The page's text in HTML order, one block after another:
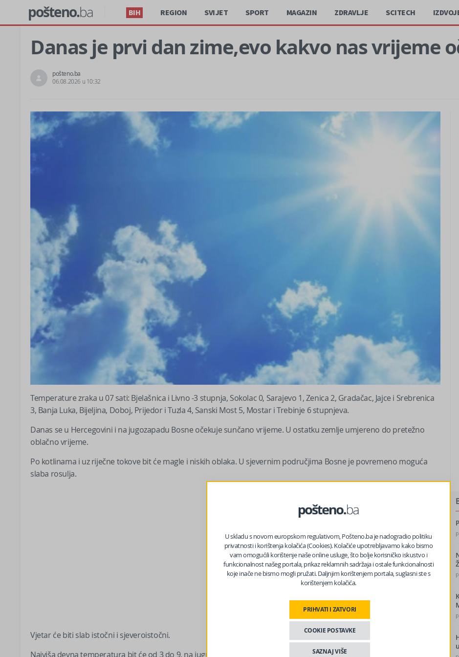
pošteno.ba BIH REGION SVIJET SPORT MAGAZIN ZDRAVLJE SCITECH
Danas je prvi dan zime,evo kakvo nas vrijeme
pošteno.ba
06.08.2026 u 10:32
Temperature zraka u 07 sati: Bjelašnica i Livno -3 stupnja, Sokolac 0, Sarajevo 1, Zenica 2, Gradačac, Jajce i Srebrenica
3, Banja Luka, Bijeljina, Doboj, Prijedor i Tuzla 4, Sanski Most 5, Mostar i Trebinje 6 stupnjeva.
Danas se u Hercegovini i na jugozapadu Bosne očekuje sunčano vrijeme. U ostatku zemlje umjereno do pretežno
oblačno vrijeme.
Po kotlinama i uz riječne tokove bit će magle i niskih oblaka. U sjevernim područjima Bosne je povremeno moguća
slaba rosulja.
Vjetar će biti slab istočni i sjeveroistočni.
Najviša devna temperatura bit će od 3 do 9, na jugu do 14 stepeni, saopšteno je iz FHMZ.
U skladu s novom europskom regulativom, Pošteno.ba je nadogradio politiku
privatnosti i korištenja kolačića (Cookies). Kolačiće upotrebljavamo kako bismo
vam omogućili korištenje naše online usluge, što bolje korisničko iskustvo i
funkcionalnost našeg portala, prikaz reklamnih sadržaja i ostale funkcionalnosti
koje inače ne bismo mogli pružati. Daljnjim korištenjem portala, suglasni ste s
korištenjem kolačića.
PRIHVATI I ZATVORI
COOKIE POSTAVKE
SAZNAJ VIŠE